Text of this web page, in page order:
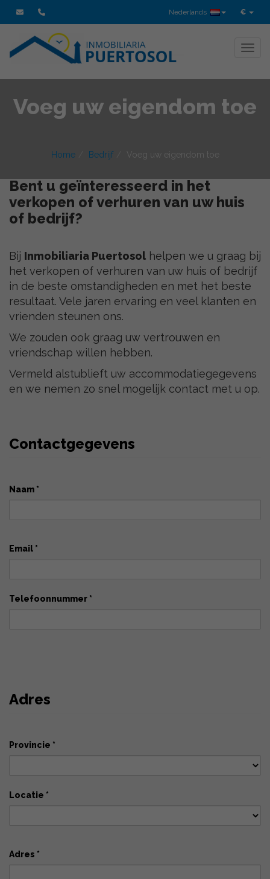
€
Nederlands
Voeg uw eigendom toe
Home Bedrijf Voeg uw eigendom toe
Bent u geïnteresseerd in het
verkopen of verhuren van uw huis
of bedrijf?
Bij Inmobiliaria Puertosol helpen we u graag bij
het verkopen of verhuren van uw huis of bedrijf
in de beste omstandigheden en met het beste
resultaat. Vele jaren ervaring en veel klanten en
vrienden steunen ons.
We zouden ook graag uw vertrouwen en
vriendschap willen hebben.
Vermeld alstublieft uw accommodatiegegevens
en we nemen zo snel mogelijk contact met u op.
Contactgegevens
Naam *
Email *
Telefoonnummer *
Adres
Provincie *
Locatie *
Adres *